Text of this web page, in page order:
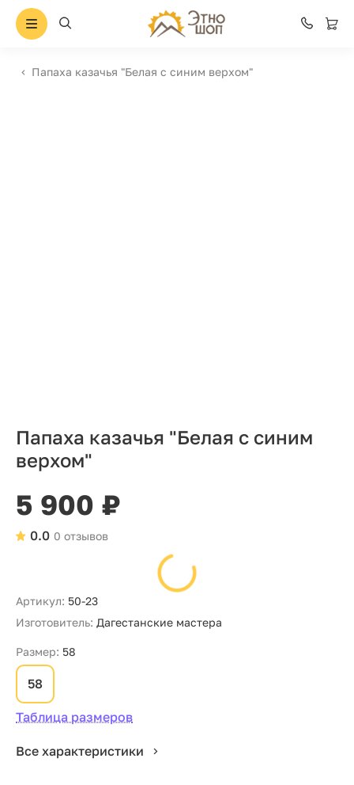
Папаха казачья "Белая с синим верхом"
Папаха казачья "Белая с синим
верхом"
5 900 ₽
0 отзывов
0.0
Артикул: 50-23
Изготовитель: Дагестанские мастера
Размер: 58
58
Таблица размеров
Все характеристики